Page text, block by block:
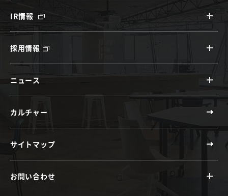
IR情報
採用情報
ニュース
カルチャー
サイトマップ
お問い合わせ